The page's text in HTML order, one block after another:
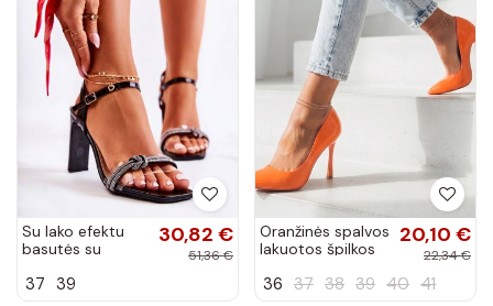
Su lako efektu
basutės su
akutėmis juodos
30,82 €
51,36 €
37 39
Oranžinės spalvos
lakuotos špilkos
20,10 €
22,34 €
36 37 38 39 40 41